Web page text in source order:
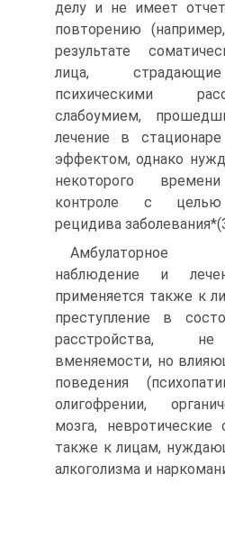
делу и не имеет
повторению
результате
лица,
психическими
слабоумием,
лечение в
эффектом, однако
некоторого
контроле с целью
рецидива
Амбулаторное
наблюдение и
применяется также к
преступление в
расстройства,
вменяемости, но
поведения
олигофрении,
мозга,
также к лицам,
алкоголизма и